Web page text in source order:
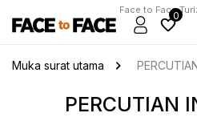
Face to Face0
Muka surat utama
PERCUTIAN